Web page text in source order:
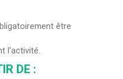
être
l'activité.
DE :